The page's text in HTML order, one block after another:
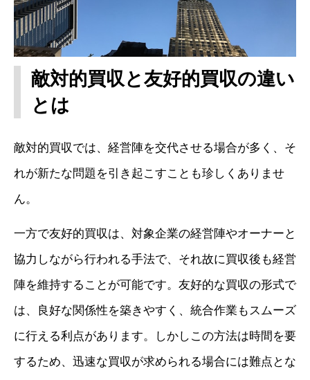
敵対的買収と友好的買収の違い
とは
敵対的買収では、経営陣を交代させる場合が多く、そ
れが新たな問題を引き起こすことも珍しくありませ
ん。
一方で友好的買収は、対象企業の経営陣やオーナーと
協力しながら行われる手法で、それ故に買収後も経営
陣を維持することが可能です。友好的な買収の形式で
は、良好な関係性を築きやすく、統合作業もスムーズ
に行える利点があります。しかしこの方法は時間を要
するため、迅速な買収が求められる場合には難点とな